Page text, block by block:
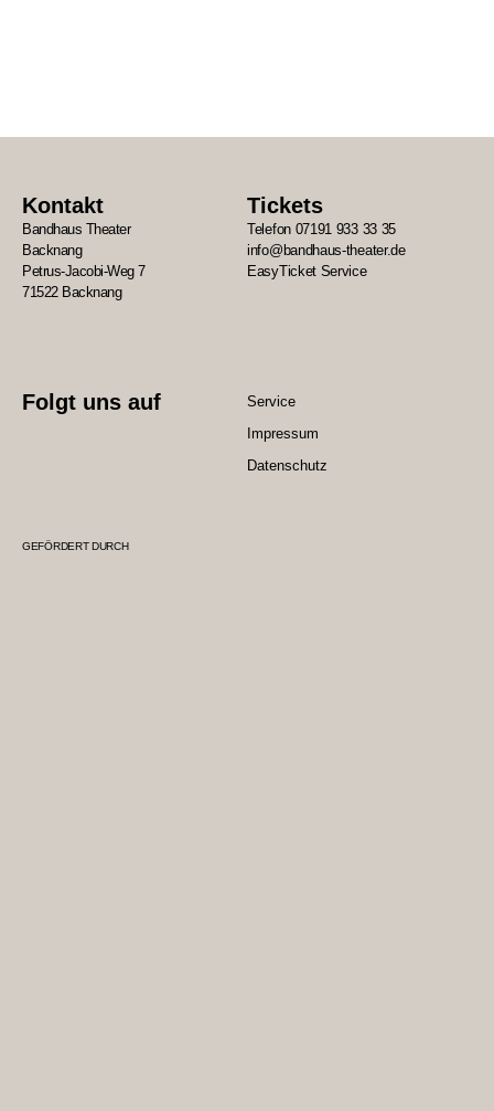
Kontakt
Bandhaus Theater
Backnang
Petrus-Jacobi-Weg 7
71522 Backnang
Tickets
Telefon 07191 933 33 35
info@bandhaus-theater.de
EasyTicket Service
Folgt uns auf
Service
Impressum
Datenschutz
GEFÖRDERT DURCH